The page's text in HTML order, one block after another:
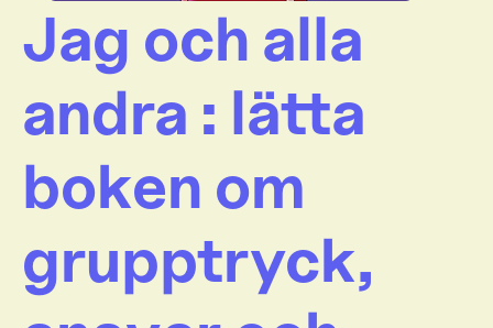
Jag och alla
andra : lätta
boken om
grupptryck,